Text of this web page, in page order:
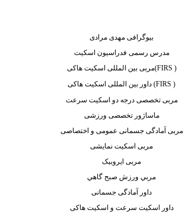
بیوگرافی مهدی مرادی
مدرس رسمی فدراسیون اسکیت
مربی بین المللی اسکیت هاکی(FIRS )
داور بین المللی اسکیت هاکی (FIRS )
مربی تخصصی درجه دو اسکیت سرعت
ماساژور تخصصی ورزشی
مربی آمادگی جسمانی عمومی و اختصاصی
مربی اسکیت نمایشی
مربی ایروبیک
مربي ورزش صبح گاهي
داور آمادگی جسمانی
داور اسکیت سرعت و اسکیت هاکی